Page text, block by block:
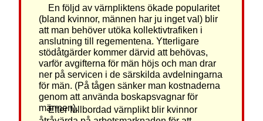
En följd av värnpliktens ökade popularitet
(bland kvinnor, männen har ju inget val) blir
att man behöver utöka kollektivtrafiken i
anslutning till regementena. Ytterligare
stödåtgärder kommer därvid att behövas,
varför avgifterna för män höjs och man drar
ner på servicen i de särskilda avdelningarna
för män. (På tågen sänker man kostnaderna
genom att använda boskapsvagnar för
männen).
Efter fullbordad värnplikt blir kvinnor